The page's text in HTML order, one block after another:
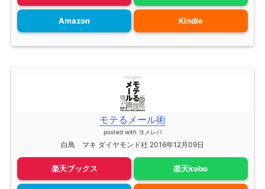
Amazon Kindle
モテるメール術
posted with ヨメレバ
白鳥 マキ ダイヤモンド社 2016年12月09日
楽天ブックス 楽天kobo